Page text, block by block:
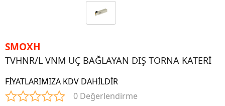
SMOXH
TVHNR/L VNM UÇ BAĞLAYAN DIŞ TORNA KATERİ
FİYATLARIMIZA KDV DAHİLDİR
0 Değerlendirme